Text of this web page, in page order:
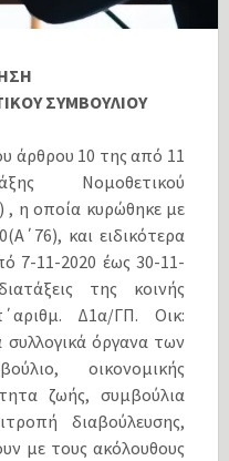
ΣΥΜΒΟΥΛΙΟΥ
άρθρου 10 της από 11
Νομοθετικού
, η οποία κυρώθηκε με
και ειδικότερα
7-11-2020 έως 30-11-
της κοινής
Δ1α/ΓΠ. Οικ:
όργανα των
οικονομικής
ζωής, συμβούλια
διαβούλευσης,
με τους ακόλουθους